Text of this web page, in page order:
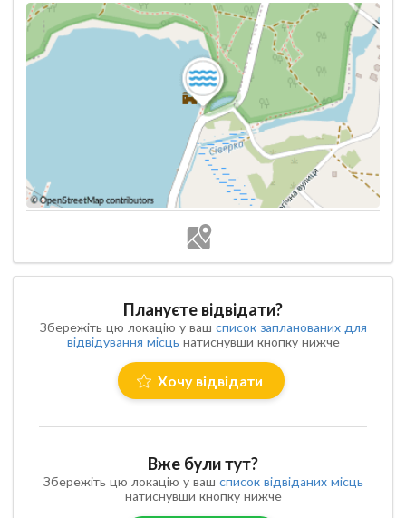
Плануєте відвідати?
Збережіть цю локацію у ваш список запланованих для
відвідування місць натиснувши кнопку нижче
Хочу відвідати
Вже були тут?
Збережіть цю локацію у ваш список відвіданих місць
натиснувши кнопку нижче